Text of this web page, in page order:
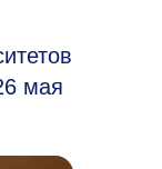
мая